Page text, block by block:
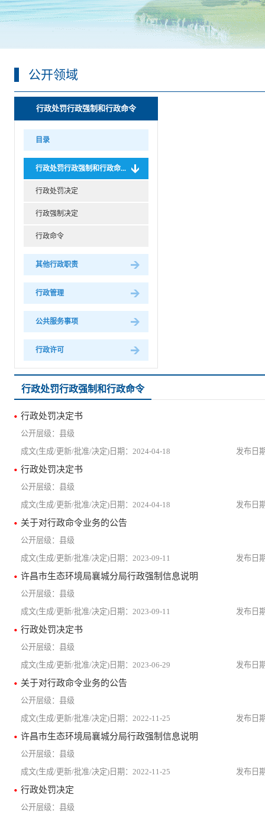
公开领域
行政处罚行政强制和行政命令
目录
行政处罚行政强制和行政命...
行政处罚决定
行政强制决定
行政命令
其他行政职责
行政管理
公共服务事项
行政许可
行政处罚行政强制和行政命令
行政处罚决定书
县级
2024-04-18
行政处罚决定书
县级
2024-04-18
关于对行政命令业务的公告
县级
2023-09-11
许昌市生态环境局襄城分局行政强制信息说明
县级
2023-09-11
行政处罚决定书
县级
2023-06-29
关于对行政命令业务的公告
县级
2022-11-25
许昌市生态环境局襄城分局行政强制信息说明
县级
2022-11-25
行政处罚决定
县级